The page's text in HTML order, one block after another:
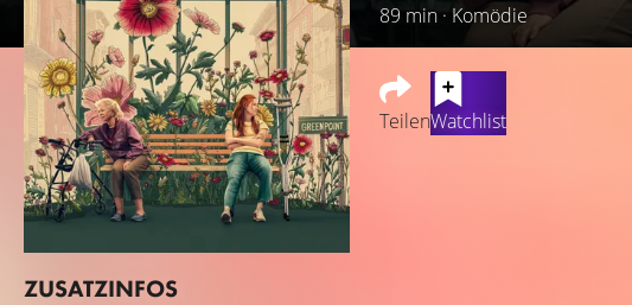
89 min · Komödie
ZUSATZINFOS
TeilenWatchlist
Pflegerin für sie. Keiner der